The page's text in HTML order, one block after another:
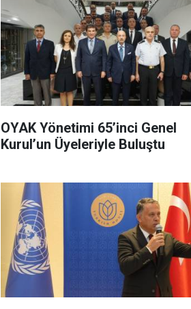
OYAK Yönetimi 65’inci Genel
Kurul’un Üyeleriyle Buluştu